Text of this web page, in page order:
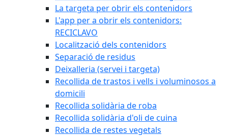
La targeta per obrir els contenidors
L'app per a obrir els contenidors:
RECICLAVO
Localització dels contenidors
Separació de residus
Deixalleria (servei i targeta)
Recollida de trastos i vells i voluminosos a
domicili
Recollida solidària de roba
Recollida solidària d'oli de cuina
Recollida de restes vegetals